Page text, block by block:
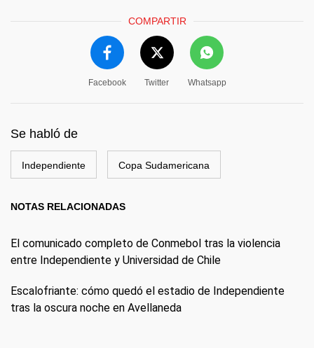
COMPARTIR
Facebook Twitter Whatsapp
Se habló de
Independiente Copa Sudamericana
NOTAS RELACIONADAS
El comunicado completo de Conmebol tras la violencia
entre Independiente y Universidad de Chile
Escalofriante: cómo quedó el estadio de Independiente
tras la oscura noche en Avellaneda